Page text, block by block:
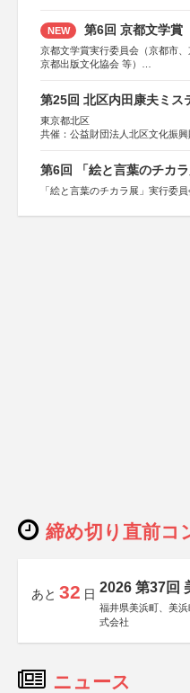
NEW 第6回 京都文学賞
京都文学賞実行委員会（京都市
京都出版文化協会 等）
KADOKAWA、河出書房新社、幻
集英社、小学館、祥伝社、新潮社
マ社、徳間書店、早川書房、PHP
秋、ポプラ社、毎日新聞出版
第25回 北区内田康夫ミス
東京都北区
共催：公益財団法人北区文化振興
協賛：株式会社実業之日本社
第6回 「絵と言葉のチカラ
「絵と言葉のチカラ展」実行委
締め切り直前コ
あと 32 日 2026 第37回
福井県美浜町、美
式会社
ニュース